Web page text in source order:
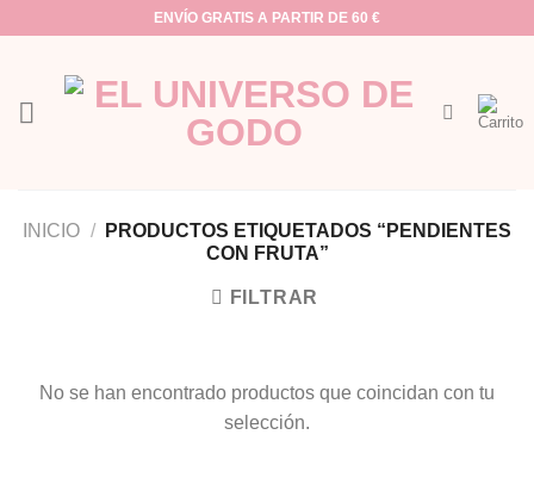
contenido
ENVÍO GRATIS A PARTIR DE 60 €
INICIO /
PRODUCTOS ETIQUETADOS “PENDIENTES
CON FRUTA”
FILTRAR
No se han encontrado productos que coincidan con tu
selección.